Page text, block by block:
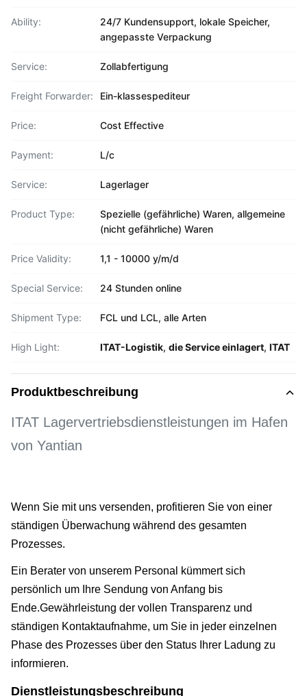
Ability:
24/7 Kundensupport, lokale Speicher,
angepasste Verpackung
Service: Zollabfertigung
Freight Forwarder: Ein-klassespediteur
Price: Cost Effective
Payment: L/c
Service: Lagerlager
Product Type:
Spezielle (gefährliche) Waren, allgemeine
(nicht gefährliche) Waren
Price Validity: 1,1 - 10000 y/m/d
Special Service: 24 Stunden online
Shipment Type: FCL und LCL, alle Arten
High Light: ITAT-Logistik, die Service einlagert, ITAT
Produktbeschreibung
ITAT Lagervertriebsdienstleistungen im Hafen
von Yantian
Wenn Sie mit uns versenden, profitieren Sie von einer
ständigen Überwachung während des gesamten
Prozesses.
Ein Berater von unserem Personal kümmert sich
persönlich um Ihre Sendung von Anfang bis
Ende.Gewährleistung der vollen Transparenz und
ständigen Kontaktaufnahme, um Sie in jeder einzelnen
Phase des Prozesses über den Status Ihrer Ladung zu
informieren.
Dienstleistungsbeschreibung